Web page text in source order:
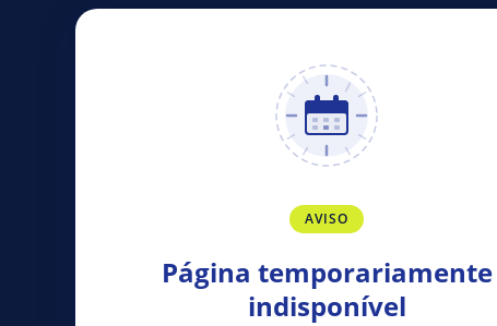
AVISO
Página temporariamente
indisponível